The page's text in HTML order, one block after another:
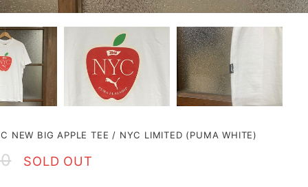
NEW BIG APPLE TEE / NYC LIMITED (PUMA WHITE)
SOLD OUT